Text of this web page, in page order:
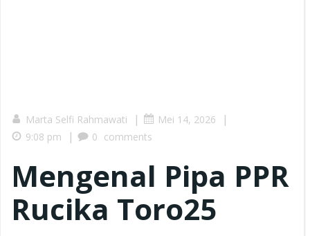
Marta Selfi Rahmawati | Mei 14, 2026 |
9:08 pm | 0 comments
Mengenal Pipa PPR
Rucika Toro25